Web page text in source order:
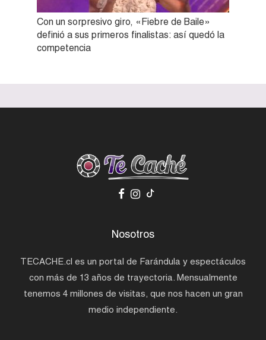
Con un sorpresivo giro, «Fiebre de Baile»
definió a sus primeros finalistas: así quedó la
competencia
Nosotros
TECACHE.cl es un portal de Farándula y espectáculos
con más de 13 años de trayectoria. Mensualmente
tenemos 4 millones de visitas, que nos hacen un gran
medio independiente.